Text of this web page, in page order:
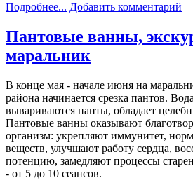
Подробнее... Добавить комментарий
Пантовые ванны,
маральник
В конце мая - начале июня на
района начинается срезка пантов.
вывариваются панты, обладает
Пантовые ванны оказывают
организм: укрепляют иммунитет,
веществ, улучшают работу сердца,
потенцию, замедляют процессы
- от 5 до 10 сеансов.